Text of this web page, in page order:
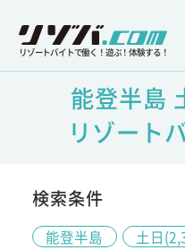
リゾートバイトで働く！遊ぶ！体験する！
能登半島
リゾート
検索条件
能登半島 土日